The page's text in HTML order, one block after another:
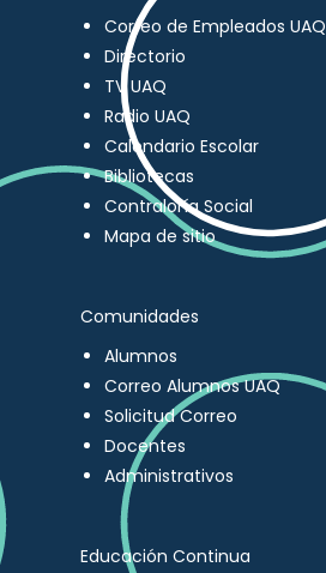
Correo de Empleados UAQ
Directorio
TV UAQ
Radio UAQ
Calendario Escolar
Bibliotecas
Contraloría Social
Mapa de sitio
Comunidades
Alumnos
Correo Alumnos UAQ
Solicitud Correo
Docentes
Administrativos
Educación Continua